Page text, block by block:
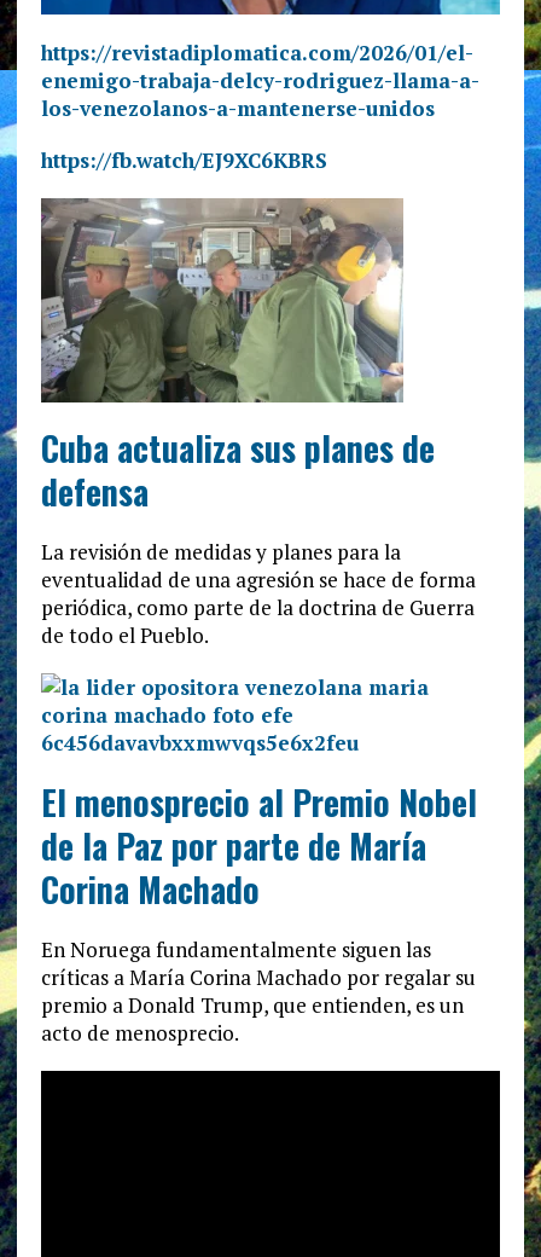
https://revistadiplomatica.com/2026/01/el-
enemigo-trabaja-delcy-rodriguez-llama-a-
los-venezolanos-a-mantenerse-unidos
https://fb.watch/EJ9XC6KBRS
Cuba actualiza sus planes de
defensa
La revisión de medidas y planes para la
eventualidad de una agresión se hace de forma
periódica, como parte de la doctrina de Guerra
de todo el Pueblo.
El menosprecio al Premio Nobel
de la Paz por parte de María
Corina Machado
En Noruega fundamentalmente siguen las
críticas a María Corina Machado por regalar su
premio a Donald Trump, que entienden, es un
acto de menosprecio.